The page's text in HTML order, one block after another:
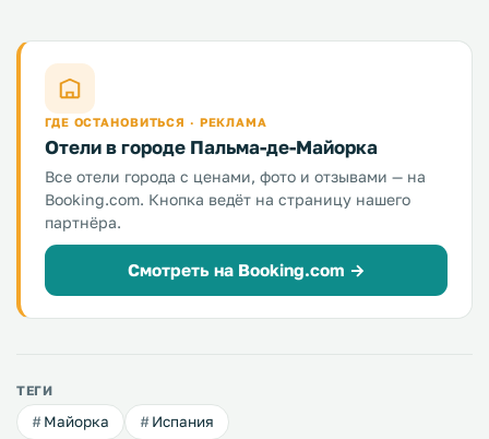
ГДЕ ОСТАНОВИТЬСЯ · РЕКЛАМА
Отели в городе Пальма-де-Майорка
Все отели города с ценами, фото и отзывами — на
Booking.com. Кнопка ведёт на страницу нашего
партнёра.
Смотреть на Booking.com →
ТЕГИ
Майорка Испания